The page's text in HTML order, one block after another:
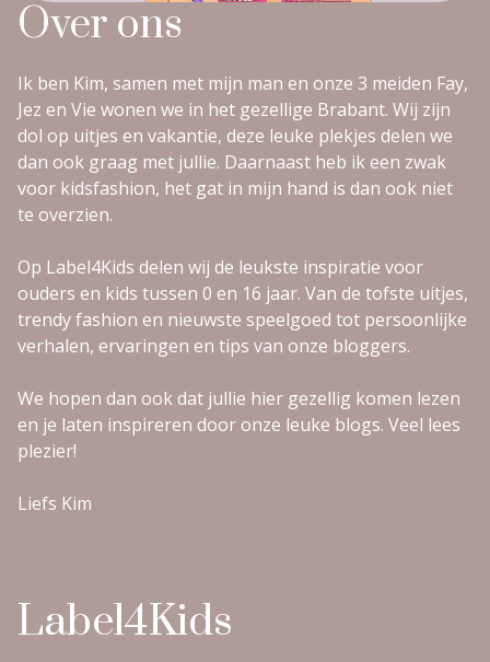
Over ons
Ik ben Kim, samen met mijn man en onze 3 meiden Fay,
Jez en Vie wonen we in het gezellige Brabant. Wij zijn
dol op uitjes en vakantie, deze leuke plekjes delen we
dan ook graag met jullie. Daarnaast heb ik een zwak
voor kidsfashion, het gat in mijn hand is dan ook niet
te overzien.
Op Label4Kids delen wij de leukste inspiratie voor
ouders en kids tussen 0 en 16 jaar. Van de tofste uitjes,
trendy fashion en nieuwste speelgoed tot persoonlijke
verhalen, ervaringen en tips van onze bloggers.
We hopen dan ook dat jullie hier gezellig komen lezen
en je laten inspireren door onze leuke blogs. Veel lees
plezier!
Liefs Kim
Label4Kids